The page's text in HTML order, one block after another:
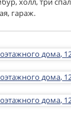
гараж.